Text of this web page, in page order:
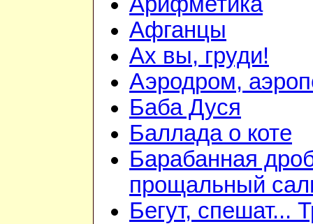
Афганцы
Ах вы, груди!
Аэродром,
Баба Дуся
Баллада о коте
Барабанная
прощальный
Бегут, спешат...